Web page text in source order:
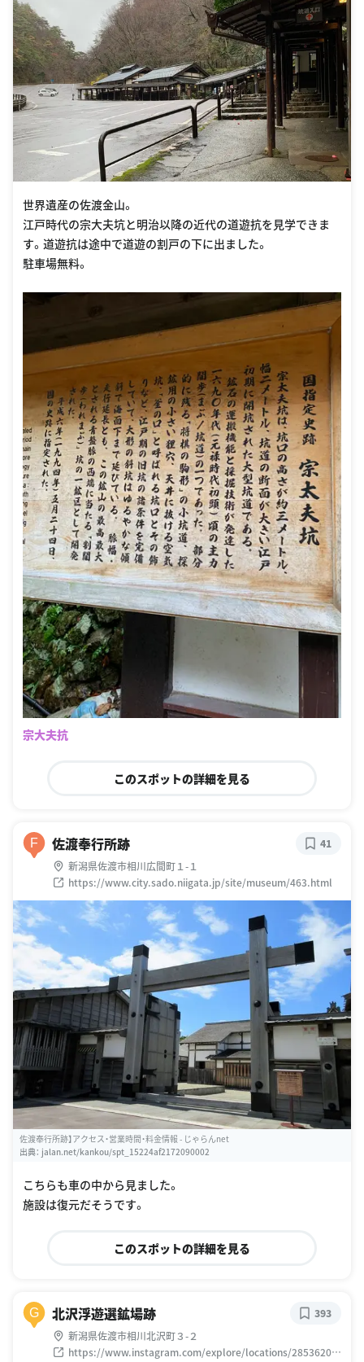
世界遺産の佐渡金山。
江戸時代の宗大夫坑と明治以降の近代の道遊抗を見学できま
す。道遊抗は途中で道遊の割戸の下に出ました。
駐車場無料。
宗大夫抗
このスポットの詳細を見る
F 佐渡奉行所跡
新潟県佐渡市相川広間町１-１
https://www.city.sado.niigata.jp/site/museum/463.html
41
佐渡奉行所跡】アクセス・営業時間・料金情報 - じゃらんnet
出典： jalan.net/kankou/spt_15224af2172090002
こちらも車の中から見ました。
施設は復元だそうです。
このスポットの詳細を見る
G 北沢浮遊選鉱場跡
新潟県佐渡市相川北沢町３-２
https://www.instagram.com/explore/locations/28536200
393